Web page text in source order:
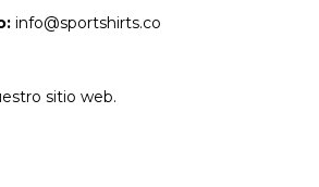
info@sportshirts.co
sitio web.